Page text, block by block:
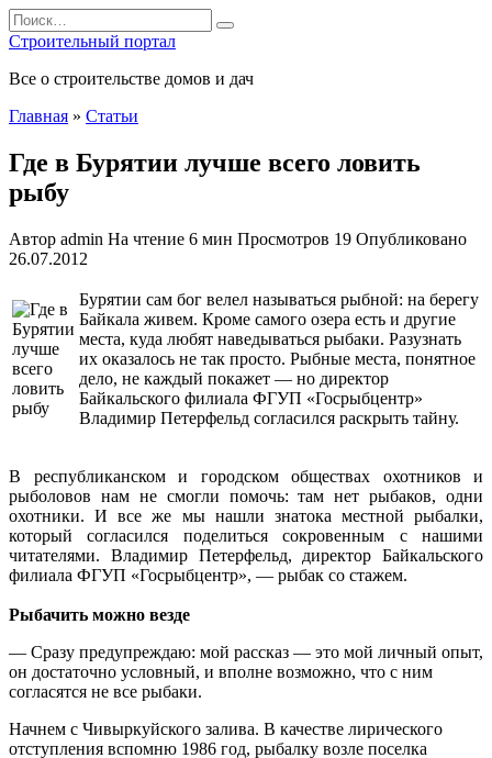
Перейти
к
содержанию
Search
for:
Строительный портал
Все о строительстве домов и дач
Главная » Статьи
Где в Бурятии лучше всего ловить
рыбу
Автор admin На чтение 6 мин Просмотров 19 Опубликовано
26.07.2012
Бурятии сам бог велел называться рыбной: на берегу
Байкала живем. Кроме самого озера есть и другие
места, куда любят наведываться рыбаки. Разузнать
их оказалось не так просто. Рыбные места, понятное
дело, не каждый покажет — но директор
Байкальского филиала ФГУП «Госрыбцентр»
Владимир Петерфельд согласился раскрыть тайну.
В республиканском и городском обществах охотников и
рыболовов нам не смогли помочь: там нет рыбаков, одни
охотники. И все же мы нашли знатока местной рыбалки,
который согласился поделиться сокровенным с нашими
читателями. Владимир Петерфельд, директор Байкальского
филиала ФГУП «Госрыбцентр», — рыбак со стажем.
Рыбачить можно везде
— Сразу предупреждаю: мой рассказ — это мой личный опыт,
он достаточно условный, и вполне возможно, что с ним
согласятся не все рыбаки.
Начнем с Чивыркуйского залива. В качестве лирического
отступления вспомню 1986 год, рыбалку возле поселка